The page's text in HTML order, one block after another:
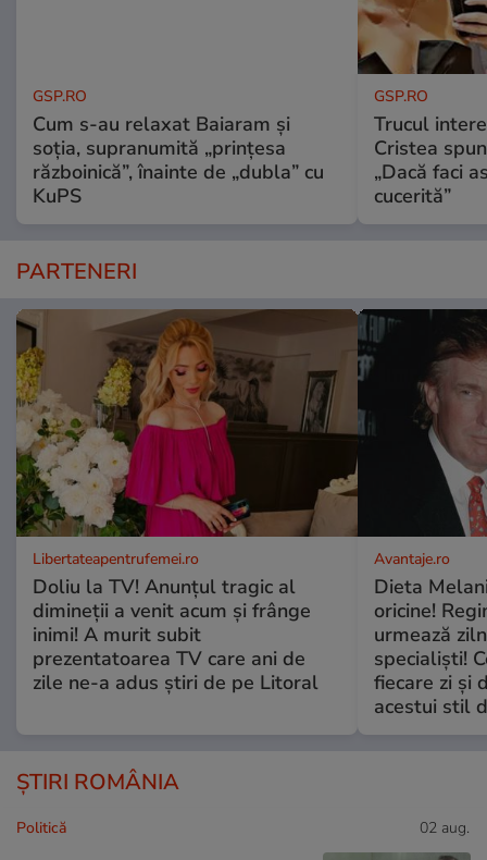
GSP.RO
Cum s-au relaxat Baiaram și
soția, supranumită „prințesa
războinică”, înainte de „dubla” cu
KuPS
GSP.RO
Trucul
Cristea
„Dacă faci
cucerită”
PARTENERI
Libertateapentrufemei.ro
Doliu la TV! Anunțul tragic al
dimineții a venit acum și frânge
inimi! A murit subit
prezentatoarea TV care ani de
zile ne-a adus știri de pe Litoral
Avantaje.ro
Dieta
oricine!
urmează
specialiști!
fiecare zi și
acestui stil
ȘTIRI ROMÂNIA
Politică 02 aug.